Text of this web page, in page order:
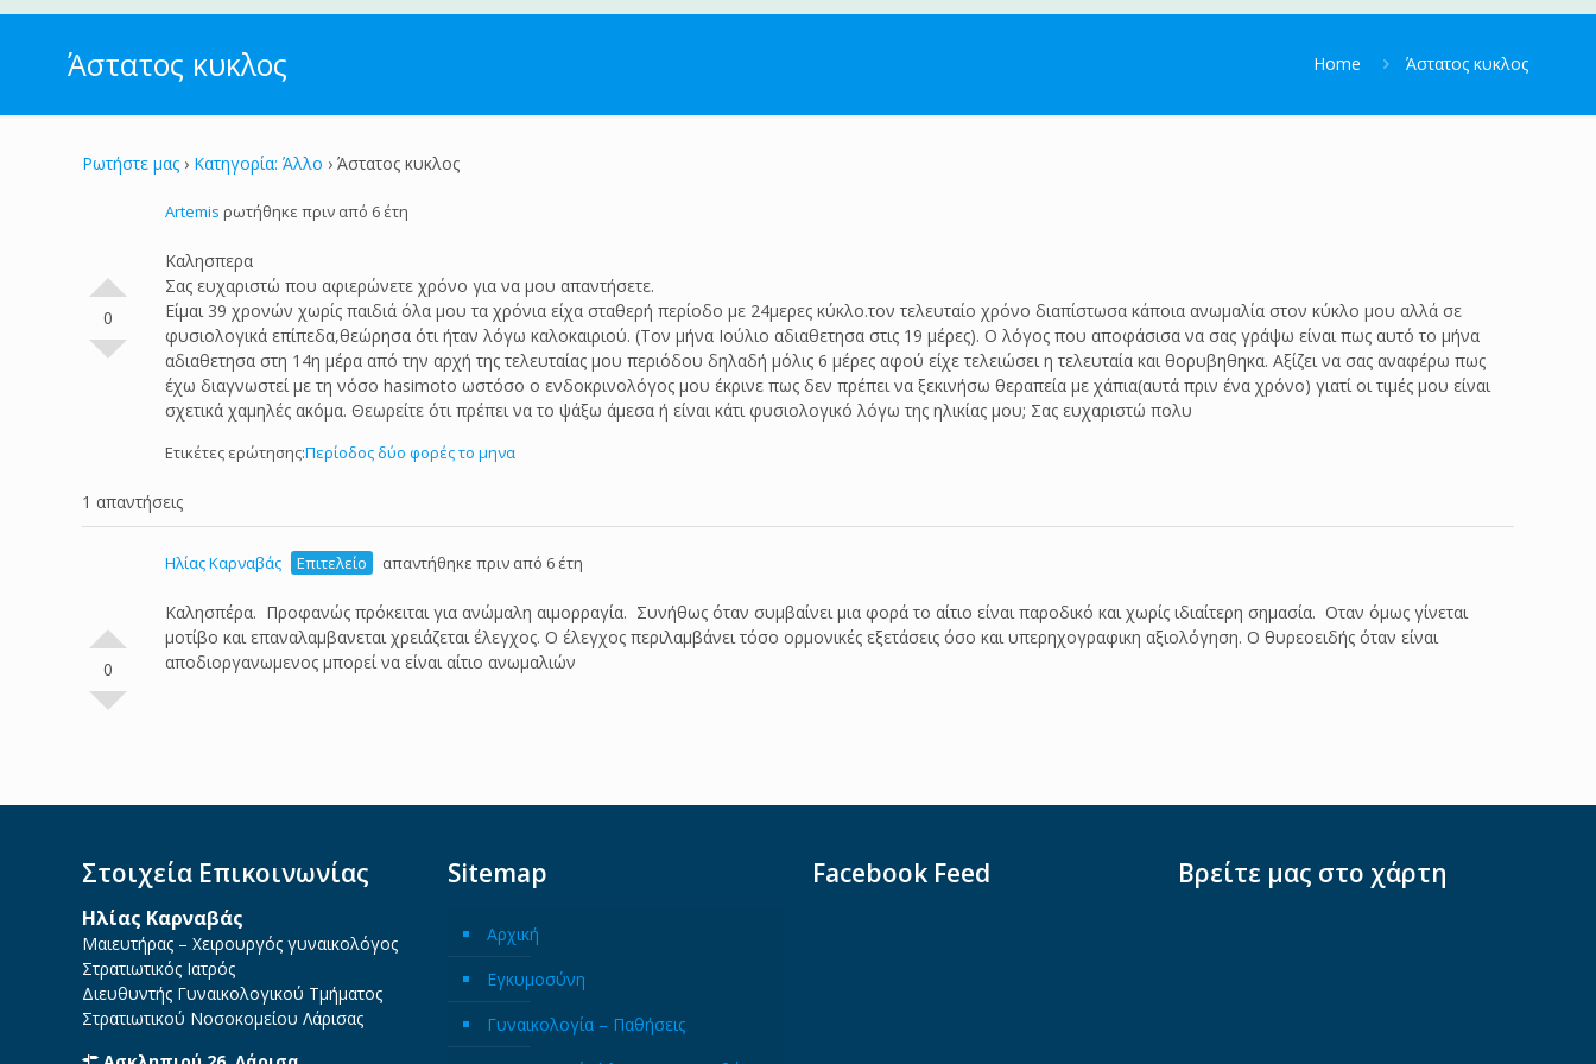
Άστατος κυκλος Home Άστατος κυκλος
Ρωτήστε μας › Κατηγορία: Άλλο ›Άστατος κυκλος
0
Artemis ρωτήθηκε πριν από 6 έτη
Καλησπερα
Σας ευχαριστώ που αφιερώνετε χρόνο για να μου απαντήσετε.
Είμαι 39 χρονών χωρίς παιδιά όλα μου τα χρόνια είχα σταθερή περίοδο με 24μερες κύκλο.τον τελευταίο χρόνο διαπίστωσα κάποια ανωμαλία στον κύκλο μου αλλά σε
φυσιολογικά επίπεδα,θεώρησα ότι ήταν λόγω καλοκαιριού. (Τον μήνα Ιούλιο αδιαθετησα στις 19 μέρες). Ο λόγος που αποφάσισα να σας γράψω είναι πως αυτό το μήνα
αδιαθετησα στη 14η μέρα από την αρχή της τελευταίας μου περιόδου δηλαδή μόλις 6 μέρες αφού είχε τελειώσει η τελευταία και θορυβηθηκα. Αξίζει να σας αναφέρω πως
έχω διαγνωστεί με τη νόσο hasimoto ωστόσο ο ενδοκρινολόγος μου έκρινε πως δεν πρέπει να ξεκινήσω θεραπεία με χάπια(αυτά πριν ένα χρόνο) γιατί οι τιμές μου είναι
σχετικά χαμηλές ακόμα. Θεωρείτε ότι πρέπει να το ψάξω άμεσα ή είναι κάτι φυσιολογικό λόγω της ηλικίας μου; Σας ευχαριστώ πολυ
Ετικέτες ερώτησης:Περίοδος δύο φορές το μηνα
1 απαντήσεις
0
Ηλίας Καρναβάς Επιτελείο απαντήθηκε πριν από 6 έτη
Καλησπέρα. Προφανώς πρόκειται για ανώμαλη αιμορραγία. Συνήθως όταν συμβαίνει μια φορά το αίτιο είναι παροδικό και χωρίς ιδιαίτερη σημασία. Οταν όμως γίνεται
μοτίβο και επαναλαμβανεται χρειάζεται έλεγχος. Ο έλεγχος περιλαμβάνει τόσο ορμονικές εξετάσεις όσο και υπερηχογραφικη αξιολόγηση. Ο θυρεοειδής όταν είναι
αποδιοργανωμενος μπορεί να είναι αίτιο ανωμαλιών
Στοιχεία Επικοινωνίας
Ηλίας Καρναβάς
Μαιευτήρας – Χειρουργός γυναικολόγος
Στρατιωτικός Ιατρός
Διευθυντής Γυναικολογικού Τμήματος
Στρατιωτικού Νοσοκομείου Λάρισας
Sitemap
Αρχική
Εγκυμοσύνη
Γυναικολογία – Παθήσεις
Facebook Feed Βρείτε μας στο χάρτη